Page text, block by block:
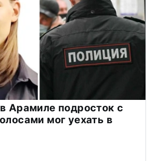
Арамиле подросток с
мог уехать в